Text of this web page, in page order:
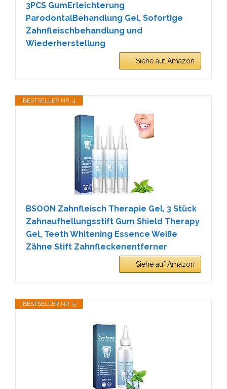
3PCS GumErleichterung
ParodontalBehandlung Gel, Sofortige
Zahnfleischbehandlung und
Wiederherstellung
Siehe auf Amazon
BESTSELLER NR. 4
BSOON Zahnfleisch Therapie Gel, 3 Stück
Zahnaufhellungsstift Gum Shield Therapy
Gel, Teeth Whitening Essence Weiße
Zähne Stift Zahnfleckenentferner
Siehe auf Amazon
BESTSELLER NR. 5